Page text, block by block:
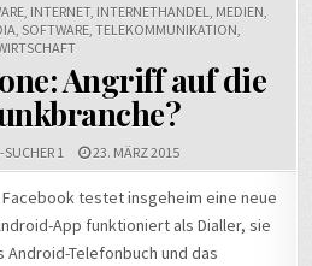
, INTERNET, INTERNETHANDEL, MEDIEN,
, SOFTWARE, TELEKOMMUNIKATION,
Angriff auf die
1 23. MÄRZ 2015
Facebook testet insgeheim eine neue
App funktioniert als Dialler, sie
Telefonbuch und das